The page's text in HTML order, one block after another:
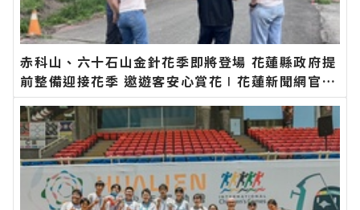
赤科山、六十石山金針花季即將登場 花蓮縣政府提
前整備迎接花季 邀遊客安心賞花∣花蓮新聞網官方
網站各類新聞－最快速的今日新聞報導 最新的在地
資訊！